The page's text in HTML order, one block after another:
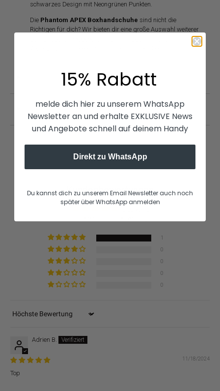
schwarzes Design mit Neongrünen Punkten.
Die Phantom APEX Boxhandschuhe sind nicht die
Richtigen für dich? Wir bieten dir eine große Auswahl weiterer
Versand | Retouren
Kundenbewertungen
1
0
0
0
0
Sort by
Adrien B.
11/18/2024
Top
15% Rabatt
melde dich hier zu unserem WhatsApp
Newsletter an und erhalte EXKLUSIVE News
und Angebote schnell auf deinem Handy
Direkt zu WhatsApp
Du kannst dich zu unserem Email Newsletter auch noch
später über WhatsApp anmelden